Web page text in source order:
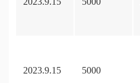
2023.9.15 5000